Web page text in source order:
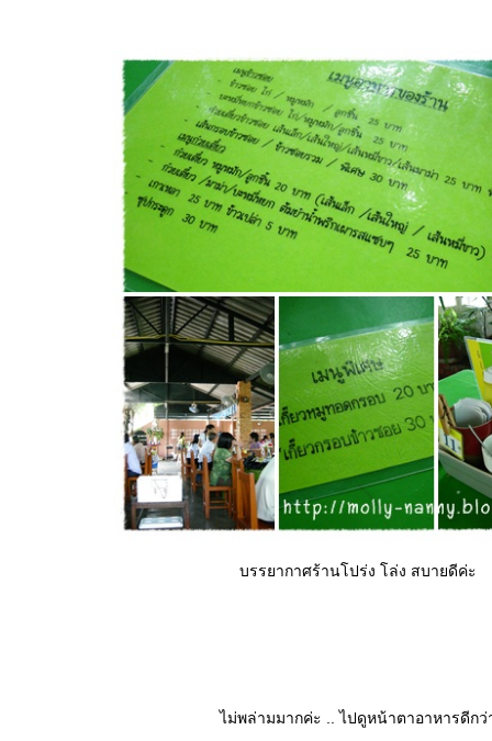
บรรยากาศร้านโปร่ง โล่ง สบายดีค่ะ
ไม่พล่ามมากค่ะ .. ไปดูหน้าตาอาหารดีกว่